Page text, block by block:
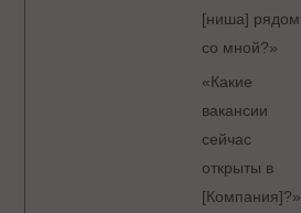
[ниша] рядом
со мной?»
«Какие
вакансии
сейчас
открыты в
[Компания]?»